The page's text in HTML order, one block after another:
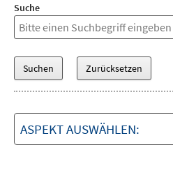
Suche
ASPEKT AUSWÄHLEN: